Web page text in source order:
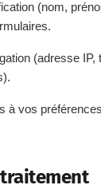
(nom,
(adresse IP,
à vos